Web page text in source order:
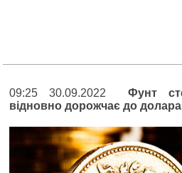
09:25 30.09.2022Фунт
відновно дорожчає до долара